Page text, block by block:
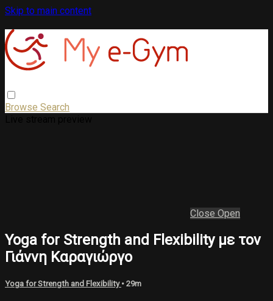
Skip to main content
Browse Search
Close Open
Yoga for Strength and Flexibility με τον
Γιάννη Καραγιώργο
Yoga for Strength and Flexibility • 29m